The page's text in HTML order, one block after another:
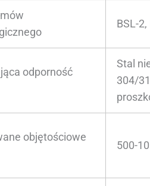
BSL-2,
odporność
Stal
304/
objętościowe
500-